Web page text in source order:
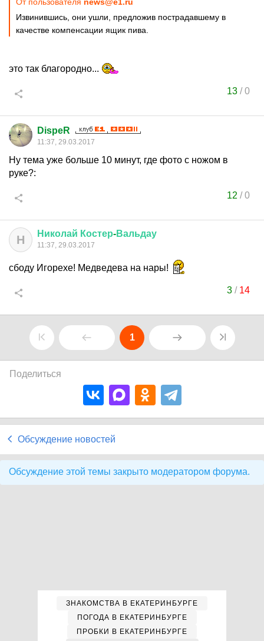
Извинившись, они ушли, предложив пострадавшему в
качестве компенсации ящик пива.
это так благородно...
13 /0
DispeR
11:37, 29.03.2017
Ну тема уже больше 10 минут, где фото с ножом в
руке?:
12 /0
Н Николай Костер-Вальдау
11:37, 29.03.2017
сбоду Игорехе! Медведева на нары!
3 / 14
1
Поделиться
Обсуждение новостей
Обсуждение этой темы закрыто модератором форума.
ЗНАКОМСТВА В ЕКАТЕРИНБУРГЕ
ПОГОДА В ЕКАТЕРИНБУРГЕ
ПРОБКИ В ЕКАТЕРИНБУРГЕ